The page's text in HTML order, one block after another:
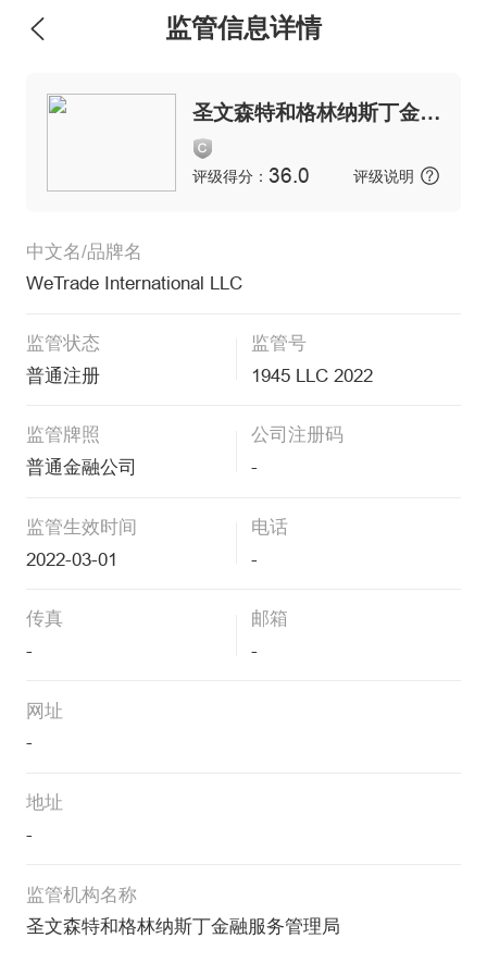
监管信息详情
圣文森特和格林纳斯丁金融服务管理局
评级得分： 36.0 评级说明
中文名/品牌名
WeTrade International LLC
监管状态
普通注册
监管号
1945 LLC 2022
监管牌照
普通金融公司
公司注册码
-
监管生效时间
2022-03-01
电话
-
传真
-
邮箱
-
网址
-
地址
-
监管机构名称
圣文森特和格林纳斯丁金融服务管理局